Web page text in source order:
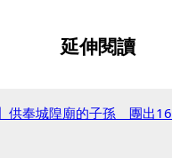
延伸閱讀
供奉城隍廟的子孫 團出16